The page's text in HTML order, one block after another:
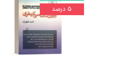
۵ درصد